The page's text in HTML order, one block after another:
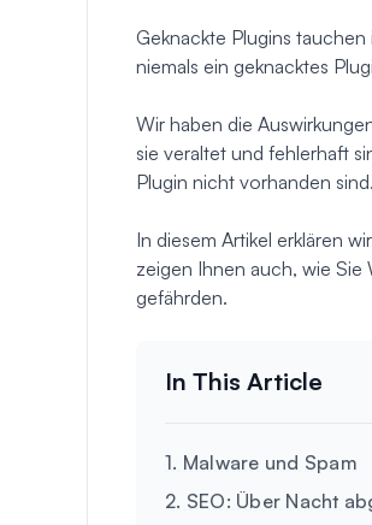
Geknackte Plugins
niemals ein geknacktes
Wir haben die
sie veraltet und fehlerhaft
Plugin nicht vorhanden sind.
In diesem Artikel erklären
zeigen Ihnen auch, wie Sie
gefährden.
1. Malware und Spam
2. SEO: Über Nacht